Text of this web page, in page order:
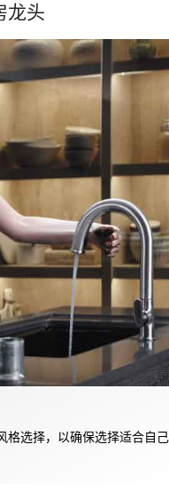
龙头
格选择，以确保选择适合自己